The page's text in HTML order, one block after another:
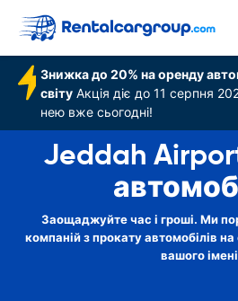
Знижка до 20% на оренду
світу Акція діє до 11 серпня
нею вже сьогодні!
Jeddah
Заощаджуйте час і гроші. Ми
компаній з прокату автомобілів
вашого